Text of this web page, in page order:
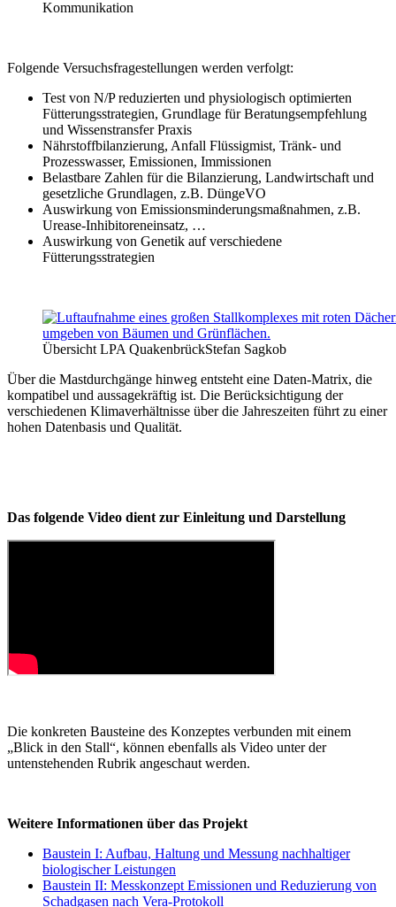
Kommunikation
Folgende Versuchsfragestellungen werden verfolgt:
Test von N/P reduzierten und physiologisch optimierten
Fütterungsstrategien, Grundlage für Beratungsempfehlung
und Wissenstransfer Praxis
Nährstoffbilanzierung, Anfall Flüssigmist, Tränk- und
Prozesswasser, Emissionen, Immissionen
Belastbare Zahlen für die Bilanzierung, Landwirtschaft und
gesetzliche Grundlagen, z.B. DüngeVO
Auswirkung von Emissionsminderungsmaßnahmen, z.B.
Urease-Inhibitoreneinsatz, …
Auswirkung von Genetik auf verschiedene
Fütterungsstrategien
Übersicht LPA QuakenbrückStefan Sagkob
Über die Mastdurchgänge hinweg entsteht eine Daten-Matrix, die
kompatibel und aussagekräftig ist. Die Berücksichtigung der
verschiedenen Klimaverhältnisse über die Jahreszeiten führt zu einer
hohen Datenbasis und Qualität.
Das folgende Video dient zur Einleitung und Darstellung
Die konkreten Bausteine des Konzeptes verbunden mit einem
„Blick in den Stall“, können ebenfalls als Video unter der
untenstehenden Rubrik angeschaut werden.
Weitere Informationen über das Projekt
Baustein I: Aufbau, Haltung und Messung nachhaltiger
biologischer Leistungen
Baustein II: Messkonzept Emissionen und Reduzierung von
Schadgasen nach Vera-Protokoll